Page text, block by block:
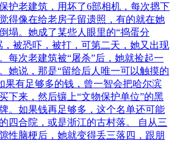
护老建筑，用坏了6部相机，每次摁下
得像在给老房子留遗照，有的就在她
塌。她成了某些人眼里的“捣蛋分
，被恐吓，被打，可第二天，她又出现
每次老建筑被“屠杀”后，她就捡起一
她说，那是“留给后人唯一可以触摸的
有足够多的钱，曾一智会把哈尔滨
下来，然后镶上“文物保护单位”的黑
。如果钱再足够多，这个名单还可能
四合院，或是浙江的古村落。 自从三
性脑梗后，她就变得丢三落四，跟朋